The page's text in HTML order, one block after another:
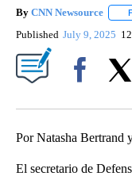
By CNN Newsource
Published July 9, 2025
Por Natasha Bertrand
El secretario de